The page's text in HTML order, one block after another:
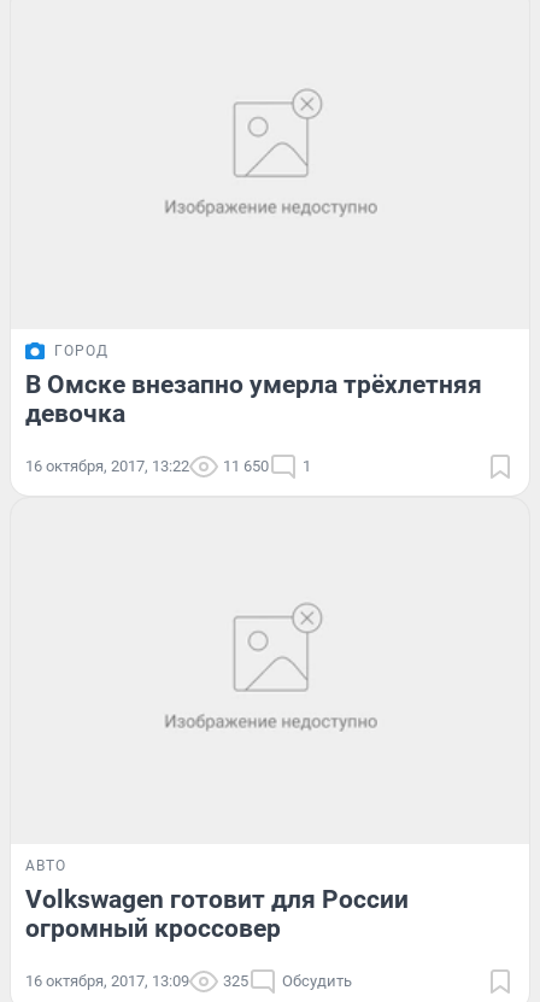
ГОРОД
В Омске внезапно умерла трёхлетняя
девочка
16 октября, 2017, 13:22 11 650 1
АВТО
Volkswagen готовит для России
огромный кроссовер
16 октября, 2017, 13:09 325 Обсудить